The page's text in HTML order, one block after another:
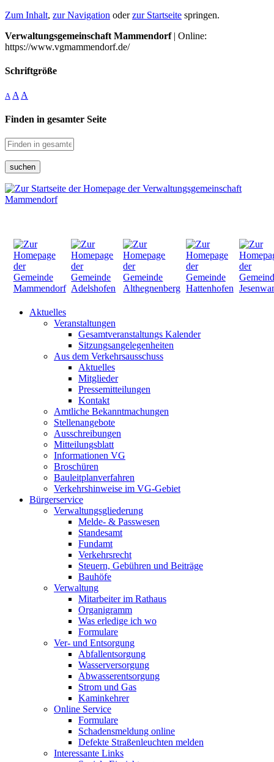
Zum Inhalt, zur Navigation oderzur Startseite springen.
Verwaltungsgemeinschaft Mammendorf| Online:
https://www.vgmammendorf.de/
Schriftgröße
A A A
Finden in gesamter Seite
suchen
Aktuelles
Veranstaltungen
Gesamtveranstaltungs Kalender
Sitzungsangelegenheiten
Aus dem Verkehrsausschuss
Aktuelles
Mitglieder
Pressemitteilungen
Kontakt
Amtliche Bekanntmachungen
Stellenangebote
Ausschreibungen
Mitteilungsblatt
Informationen VG
Broschüren
Bauleitplanverfahren
Verkehrshinweise im VG-Gebiet
Bürgerservice
Verwaltungsgliederung
Melde- & Passwesen
Standesamt
Fundamt
Verkehrsrecht
Steuern, Gebühren und Beiträge
Bauhöfe
Verwaltung
Mitarbeiter im Rathaus
Organigramm
Was erledige ich wo
Formulare
Ver- und Entsorgung
Abfallentsorgung
Wasserversorgung
Abwasserentsorgung
Strom und Gas
Kaminkehrer
Online Service
Formulare
Schadensmeldung online
Defekte Straßenleuchten melden
Interessante Links